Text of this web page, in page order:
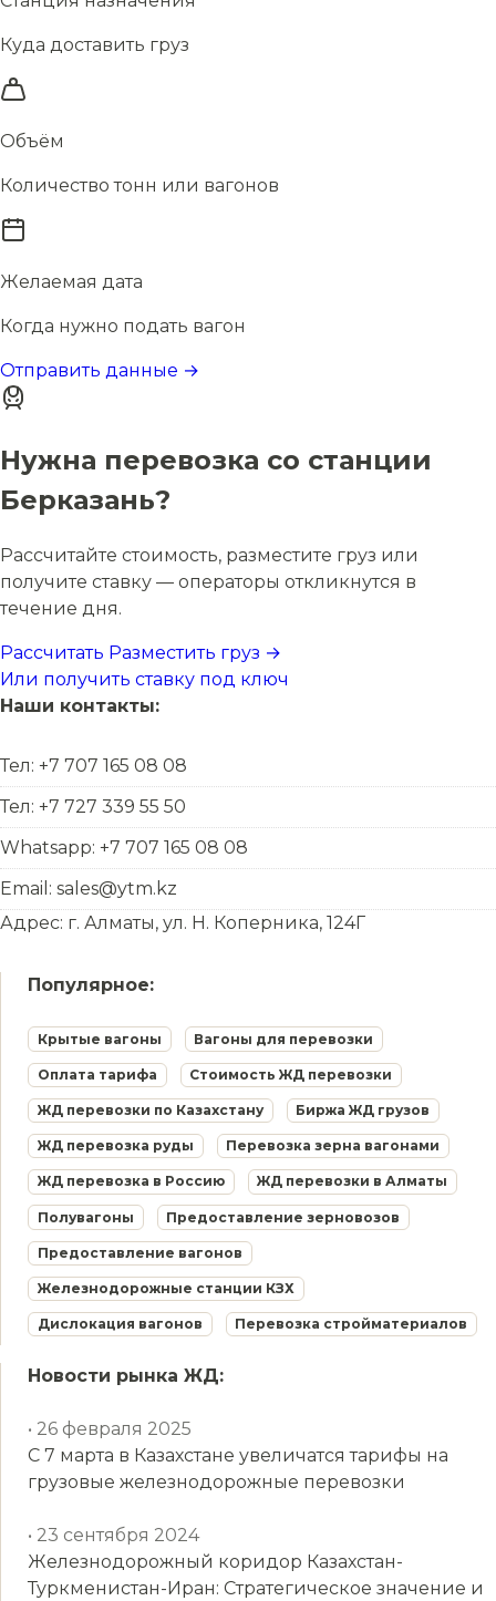
Куда доставить груз
Объём
Количество тонн или вагонов
Желаемая дата
Когда нужно подать вагон
Отправить данные →
Нужна перевозка со станции
Берказань?
Рассчитайте стоимость, разместите груз или
получите ставку — операторы откликнутся в
течение дня.
Рассчитать Разместить груз →
Или получить ставку под ключ
Наши контакты:
Тел: +7 707 165 08 08
Тел: +7 727 339 55 50
Whatsapp: +7 707 165 08 08
Email: sales@ytm.kz
Адрес: г. Алматы, ул. Н. Коперника, 124Г
Популярное:
Крытые вагоны Вагоны для перевозки
Оплата тарифа Стоимость ЖД перевозки
ЖД перевозки по Казахстану Биржа ЖД грузов
ЖД перевозка руды Перевозка зерна вагонами
ЖД перевозка в Россию ЖД перевозки в Алматы
Полувагоны Предоставление зерновозов
Предоставление вагонов
Железнодорожные станции КЗХ
Дислокация вагонов Перевозка стройматериалов
Новости рынка ЖД:
• 26 февраля 2025
С 7 марта в Казахстане увеличатся тарифы на
грузовые железнодорожные перевозки
• 23 сентября 2024
Железнодорожный коридор Казахстан-
Туркменистан-Иран: Стратегическое значение и